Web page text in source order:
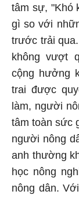
tâm sự, "Khó
gì so với
trước trải
không vượt
cộng hưởng
trai được
làm, người
tâm toàn sức
người nông
anh thường
học nông
nông dân.